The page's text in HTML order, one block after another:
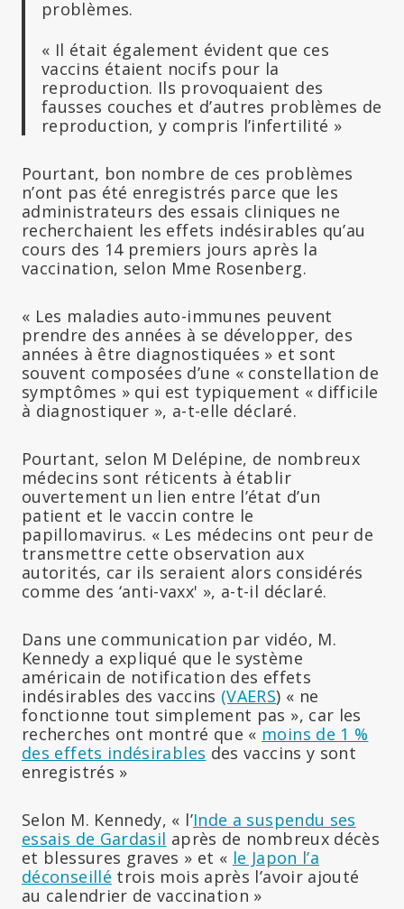
problèmes.
« Il était également évident que ces
vaccins étaient nocifs pour la
reproduction. Ils provoquaient des
fausses couches et d’autres problèmes de
reproduction, y compris l’infertilité »
Pourtant, bon nombre de ces problèmes
n’ont pas été enregistrés parce que les
administrateurs des essais cliniques ne
recherchaient les effets indésirables qu’au
cours des 14 premiers jours après la
vaccination, selon Mme Rosenberg.
« Les maladies auto-immunes peuvent
prendre des années à se développer, des
années à être diagnostiquées » et sont
souvent composées d’une « constellation de
symptômes » qui est typiquement « difficile
à diagnostiquer », a-t-elle déclaré.
Pourtant, selon M Delépine, de nombreux
médecins sont réticents à établir
ouvertement un lien entre l’état d’un
patient et le vaccin contre le
papillomavirus. « Les médecins ont peur de
transmettre cette observation aux
autorités, car ils seraient alors considérés
comme des ‘anti-vaxx' », a-t-il déclaré.
Dans une communication par vidéo, M.
Kennedy a expliqué que le système
américain de notification des effets
indésirables des vaccins (VAERS) « ne
fonctionne tout simplement pas », car les
recherches ont montré que « moins de 1 %
des effets indésirables des vaccins y sont
enregistrés »
Selon M. Kennedy, « l’Inde a suspendu ses
essais de Gardasil après de nombreux décès
et blessures graves » et « le Japon l’a
déconseillé trois mois après l’avoir ajouté
au calendrier de vaccination »